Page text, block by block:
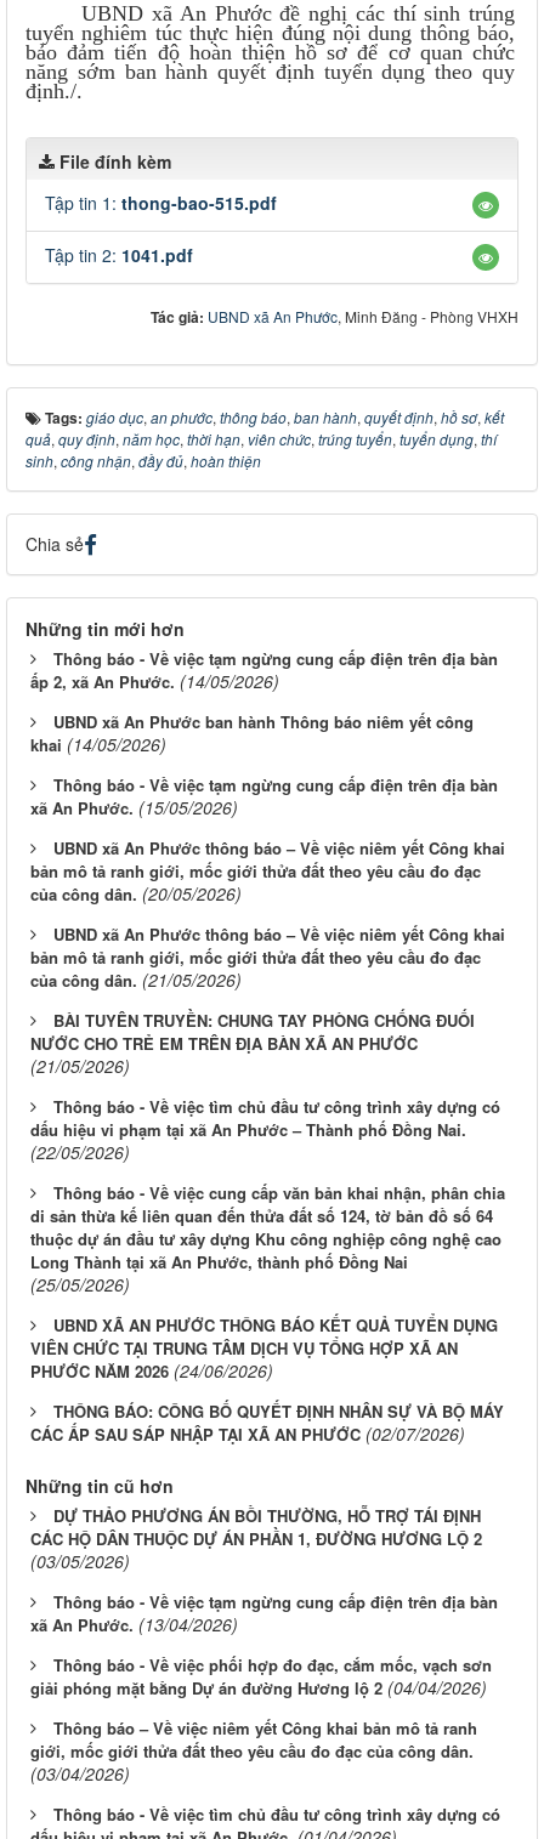
UBND xã An Phước đề nghị các thí sinh trúng
tuyển nghiêm túc thực hiện đúng nội dung thông báo,
bảo đảm tiến độ hoàn thiện hồ sơ để cơ quan chức
năng sớm ban hành quyết định tuyển dụng theo quy
định./.
File đính kèm
Tập tin 1: thong-bao-515.pdf
Tập tin 2: 1041.pdf
Tác giả: UBND xã An Phước, Minh Đăng - Phòng VHXH
Tags: giáo dục, an phước, thông báo, ban hành, quyết định, hồ sơ, kết
quả, quy định, năm học, thời hạn, viên chức, trúng tuyển, tuyển dụng, thí
sinh, công nhận, đầy đủ, hoàn thiện
Chia sẻ
Những tin mới hơn
Thông báo - Về việc tạm ngừng cung cấp điện trên địa bàn
ấp 2, xã An Phước. (14/05/2026)
UBND xã An Phước ban hành Thông báo niêm yết công
khai (14/05/2026)
Thông báo - Về việc tạm ngừng cung cấp điện trên địa bàn
xã An Phước. (15/05/2026)
UBND xã An Phước thông báo – Về việc niêm yết Công khai
bản mô tả ranh giới, mốc giới thửa đất theo yêu cầu đo đạc
của công dân. (20/05/2026)
UBND xã An Phước thông báo – Về việc niêm yết Công khai
bản mô tả ranh giới, mốc giới thửa đất theo yêu cầu đo đạc
của công dân. (21/05/2026)
BÀI TUYÊN TRUYỀN: CHUNG TAY PHÒNG CHỐNG ĐUỐI
NƯỚC CHO TRẺ EM TRÊN ĐỊA BÀN XÃ AN PHƯỚC
(21/05/2026)
Thông báo - Về việc tìm chủ đầu tư công trình xây dựng có
dấu hiệu vi phạm tại xã An Phước – Thành phố Đồng Nai.
(22/05/2026)
Thông báo - Về việc cung cấp văn bản khai nhận, phân chia
di sản thừa kế liên quan đến thửa đất số 124, tờ bản đồ số 64
thuộc dự án đầu tư xây dựng Khu công nghiệp công nghệ cao
Long Thành tại xã An Phước, thành phố Đồng Nai
(25/05/2026)
UBND XÃ AN PHƯỚC THÔNG BÁO KẾT QUẢ TUYỂN DỤNG
VIÊN CHỨC TẠI TRUNG TÂM DỊCH VỤ TỔNG HỢP XÃ AN
PHƯỚC NĂM 2026 (24/06/2026)
THÔNG BÁO: CÔNG BỐ QUYẾT ĐỊNH NHÂN SỰ VÀ BỘ MÁY
CÁC ẤP SAU SÁP NHẬP TẠI XÃ AN PHƯỚC (02/07/2026)
Những tin cũ hơn
DỰ THẢO PHƯƠNG ÁN BỒI THƯỜNG, HỖ TRỢ TÁI ĐỊNH
CÁC HỘ DÂN THUỘC DỰ ÁN PHẦN 1, ĐƯỜNG HƯƠNG LỘ 2
(03/05/2026)
Thông báo - Về việc tạm ngừng cung cấp điện trên địa bàn
xã An Phước. (13/04/2026)
Thông báo - Về việc phối hợp đo đạc, cắm mốc, vạch sơn
giải phóng mặt bằng Dự án đường Hương lộ 2 (04/04/2026)
Thông báo – Về việc niêm yết Công khai bản mô tả ranh
giới, mốc giới thửa đất theo yêu cầu đo đạc của công dân.
(03/04/2026)
Thông báo - Về việc tìm chủ đầu tư công trình xây dựng có